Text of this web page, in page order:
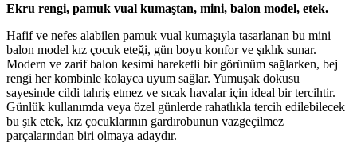
Ekru rengi, pamuk vual kumaştan, mini, balon model, etek.
Hafif ve nefes alabilen pamuk vual kumaşıyla tasarlanan bu mini
balon model kız çocuk eteği, gün boyu konfor ve şıklık sunar.
Modern ve zarif balon kesimi hareketli bir görünüm sağlarken, bej
rengi her kombinle kolayca uyum sağlar. Yumuşak dokusu
sayesinde cildi tahriş etmez ve sıcak havalar için ideal bir tercihtir.
Günlük kullanımda veya özel günlerde rahatlıkla tercih edilebilecek
bu şık etek, kız çocuklarının gardırobunun vazgeçilmez
parçalarından biri olmaya adaydır.